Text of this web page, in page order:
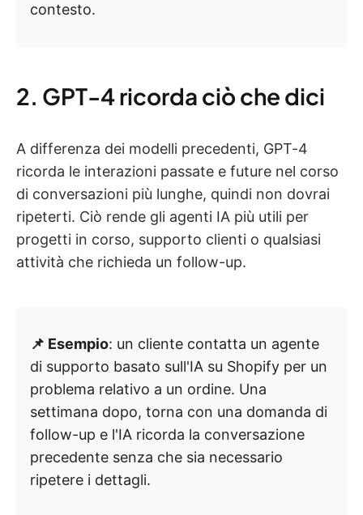
contesto.
2. GPT-4 ricorda ciò che dici
A differenza dei modelli precedenti, GPT-4
ricorda le interazioni passate e future nel corso
di conversazioni più lunghe, quindi non dovrai
ripeterti. Ciò rende gli agenti IA più utili per
progetti in corso, supporto clienti o qualsiasi
attività che richieda un follow-up.
📌 Esempio: un cliente contatta un agente
di supporto basato sull'IA su Shopify per un
problema relativo a un ordine. Una
settimana dopo, torna con una domanda di
follow-up e l'IA ricorda la conversazione
precedente senza che sia necessario
ripetere i dettagli.